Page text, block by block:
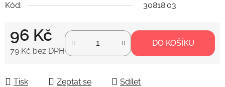
Kód:
30818.03
96 Kč
79 Kč bez DPH
DO KOŠÍKU
Tisk Zeptat se Sdílet